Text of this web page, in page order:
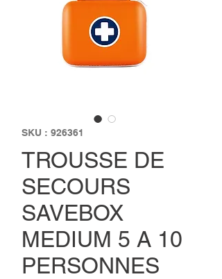
SKU : 926361
TROUSSE DE
SECOURS
SAVEBOX
MEDIUM 5 A 10
PERSONNES